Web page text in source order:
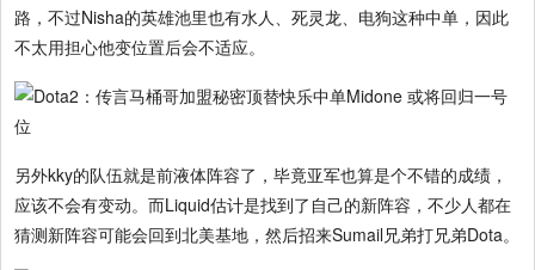
路，不过Nisha的英雄池里也有水人、死灵龙、电狗这种中单，因此
不太用担心他变位置后会不适应。
另外kky的队伍就是前液体阵容了，毕竟亚军也算是个不错的成绩，
应该不会有变动。而Liquid估计是找到了自己的新阵容，不少人都在
猜测新阵容可能会回到北美基地，然后招来Sumail兄弟打兄弟Dota。